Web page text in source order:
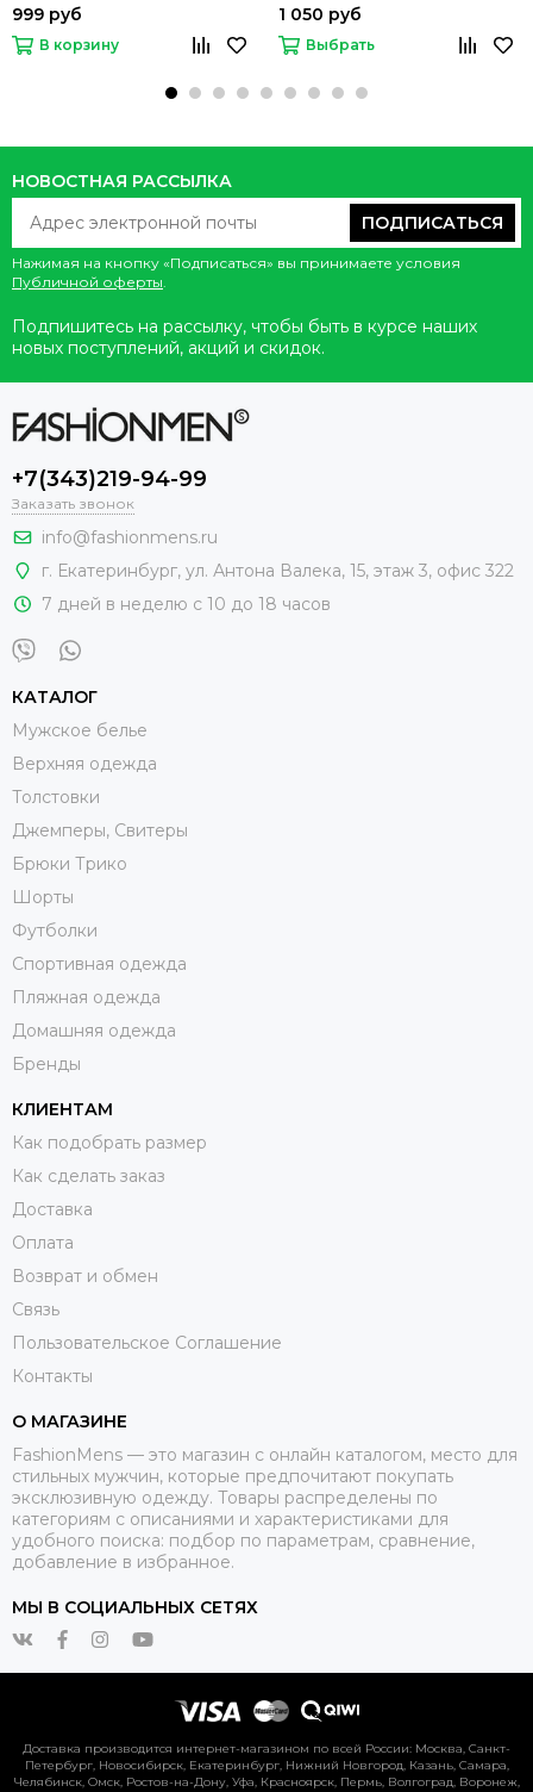
999 руб
В корзину
1 050 руб
Выбрать
НОВОСТНАЯ РАССЫЛКА
ПОДПИСАТЬСЯ
Нажимая на кнопку «Подписаться» вы принимаете условия
Публичной оферты.
Подпишитесь на рассылку, чтобы быть в курсе наших
новых поступлений, акций и скидок.
+7(343)219-94-99
Заказать звонок
info@fashionmens.ru
г. Екатеринбург, ул. Антона Валека, 15, этаж 3, офис 322
7 дней в неделю с 10 до 18 часов
КАТАЛОГ
Мужское белье
Верхняя одежда
Толстовки
Джемперы, Свитеры
Брюки Трико
Шорты
Футболки
Спортивная одежда
Пляжная одежда
Домашняя одежда
Бренды
КЛИЕНТАМ
Как подобрать размер
Как сделать заказ
Доставка
Оплата
Возврат и обмен
Связь
Пользовательское Соглашение
Контакты
О МАГАЗИНЕ
FashionMens — это магазин с онлайн каталогом, место для
стильных мужчин, которые предпочитают покупать
эксклюзивную одежду. Товары распределены по
категориям с описаниями и характеристиками для
удобного поиска: подбор по параметрам, сравнение,
добавление в избранное.
МЫ В СОЦИАЛЬНЫХ СЕТЯХ
Доставка производится интернет-магазином по всей России: Москва, Санкт-
Петербург, Новосибирск, Екатеринбург, Нижний Новгород, Казань, Самара,
Челябинск, Омск, Ростов-на-Дону, Уфа, Красноярск, Пермь, Волгоград, Воронеж,